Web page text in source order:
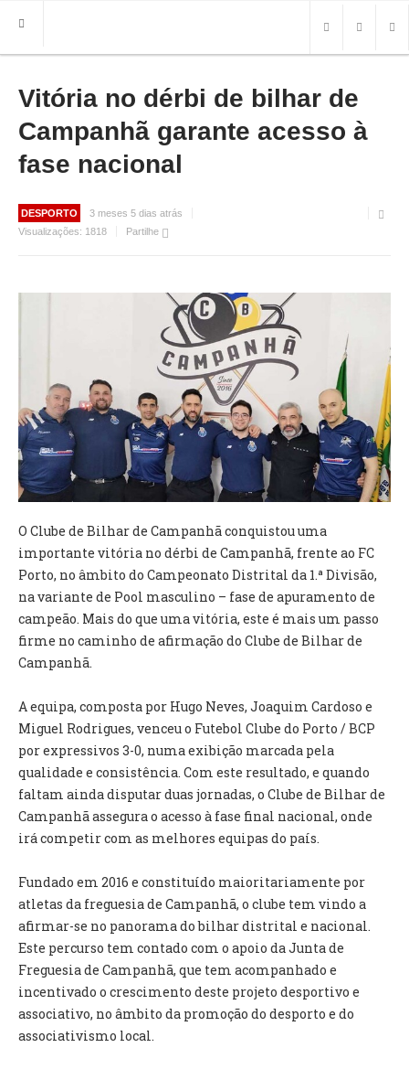
HOME
FREGUESIA
INFO
MAPA
ROTEIRO TURÍSTICO
FOTOS
VÍDEOS
AUTARQUIA
CONSTITUIÇÃO
PRESIDENTE
EXECUTIVO E PELOUROS
ASSEMBLEIA DE FREGUESIA
GRAVAÇÕES DAS REUNIÕES PÚBLICAS DO EXECUTIVO
DOCUMENTOS
ATAS E DOCUMENTOS DA ASSEMBLEIA
EDITAIS
REGULAMENTOS E TAXAS
PLANO E ORÇAMENTO
RELATÓRIO E CONTAS
INVENTÁRIO
RECRUTAMENTO PESSOAL
ORÇAMENTO COLABORATIVO
FUNDO DE APOIO AO ASSOCIATIVISMO
SUBVENÇÕES PÚBLICAS
SERVIÇOS
GERAIS
Vitória no dérbi de bilhar de
Campanhã garante acesso à
fase nacional
DESPORTO
3 meses 5 dias atrás
Visualizações: 1818 Partilhe
O Clube de Bilhar de Campanhã conquistou uma
importante vitória no dérbi de Campanhã, frente ao FC
Porto, no âmbito do Campeonato Distrital da 1.ª Divisão,
na variante de Pool masculino – fase de apuramento de
campeão. Mais do que uma vitória, este é mais um passo
firme no caminho de afirmação do Clube de Bilhar de
Campanhã.
A equipa, composta por Hugo Neves, Joaquim Cardoso e
Miguel Rodrigues, venceu o Futebol Clube do Porto / BCP
por expressivos 3-0, numa exibição marcada pela
qualidade e consistência. Com este resultado, e quando
faltam ainda disputar duas jornadas, o Clube de Bilhar de
Campanhã assegura o acesso à fase final nacional, onde
irá competir com as melhores equipas do país.
Fundado em 2016 e constituído maioritariamente por
atletas da freguesia de Campanhã, o clube tem vindo a
afirmar-se no panorama do bilhar distrital e nacional.
Este percurso tem contado com o apoio da Junta de
Freguesia de Campanhã, que tem acompanhado e
incentivado o crescimento deste projeto desportivo e
associativo, no âmbito da promoção do desporto e do
associativismo local.